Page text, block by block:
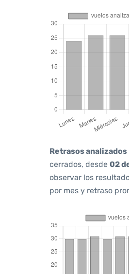
Retrasos analizados
cerrados, desde 02
observar los
por mes y retraso